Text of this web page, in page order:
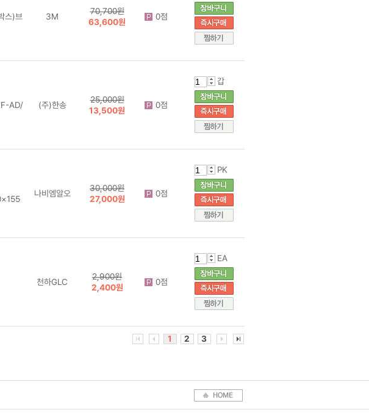
스)브
3M
70,700원
63,600원
0점
AD/
(주)한송
25,000원
13,500원
0점
갑
나비엠알오
30,000원
27,000원
0점
PK
천하GLC
2,900원
2,400원
0점
EA
1 2 3